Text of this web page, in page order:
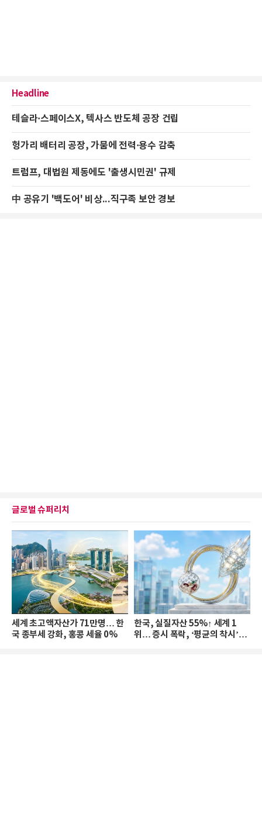
Headline
테슬라·스페이스X, 텍사스 반도체 공장 건립
헝가리 배터리 공장, 가뭄에 전력·용수 감축
트럼프, 대법원 제동에도 '출생시민권' 규제
中 공유기 '백도어' 비상...직구족 보안 경보
글로벌 슈퍼리치
세계 초고액자산가 71만명… 한
국 종부세 강화, 홍콩 세율 0%
한국, 실질자산 55%↑ 세계 1
위… 증시 폭락, ‘평균의 착시’와